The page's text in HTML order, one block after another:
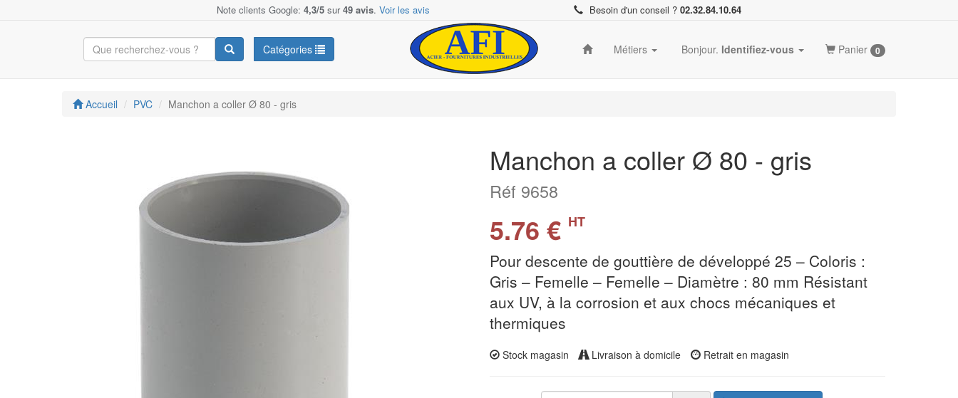
Note clients Google: 4,3/5 sur49 avis. Voir les avis Besoin d'un conseil ? 02.32.84.10.64
Catégories Métiers Bonjour. Identifiez-vous Panier 0
Accueil PVC Manchon a coller Ø 80 - gris
Manchon a coller Ø 80 - gris
Réf 9658
5.76 € HT
Pour descente de gouttière de développé 25 – Coloris :
Gris – Femelle – Femelle – Diamètre : 80 mm Résistant
aux UV, à la corrosion et aux chocs mécaniques et
thermiques
Stock magasin Livraison à domicile Retrait en magasin